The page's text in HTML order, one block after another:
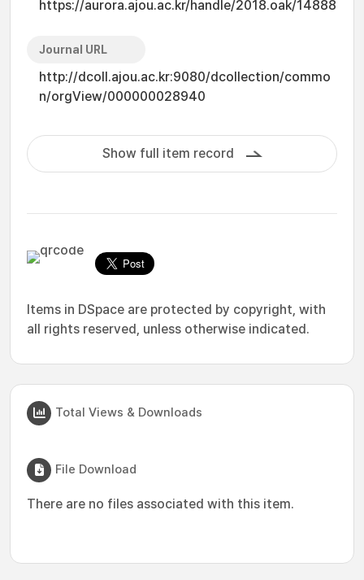
https://aurora.ajou.ac.kr/handle/2018.oak/14888
Journal URL
http://dcoll.ajou.ac.kr:9080/dcollection/commo
n/orgView/000000028940
Show full item record
Items in DSpace are protected by copyright, with
all rights reserved, unless otherwise indicated.
Total Views & Downloads
File Download
There are no files associated with this item.